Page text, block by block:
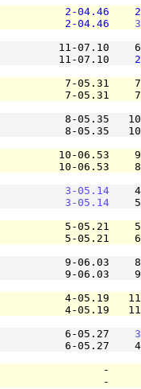
2-04.46
2-04.46
11-07.10
11-07.10
7-05.31
7-05.31
8-05.35
8-05.35
10-06.53
10-06.53
3-05.14
3-05.14
5-05.21
5-05.21
9-06.03
9-06.03
4-05.19
4-05.19
6-05.27
6-05.27
-
-